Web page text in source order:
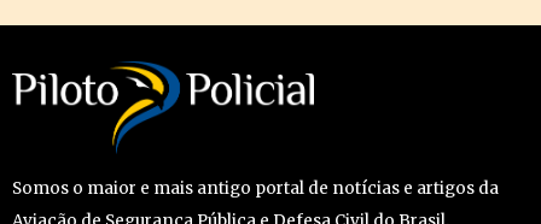
Somos o maior e mais antigo portal de notícias e artigos da